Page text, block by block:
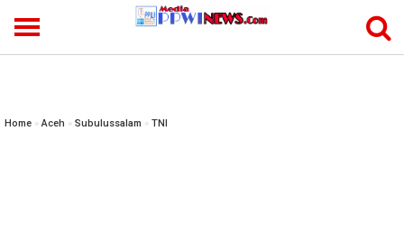
Home »Aceh » Subulussalam » TNI